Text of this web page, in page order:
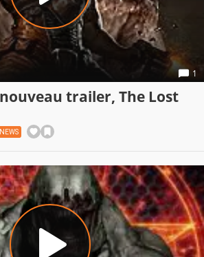
1
nouveau trailer, The Lost
NEWS